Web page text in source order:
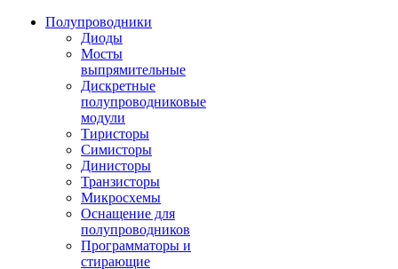
Полупроводники
Диоды
Мосты
выпрямительные
Дискретные
полупроводниковые
модули
Тиристоры
Симисторы
Динисторы
Транзисторы
Микросхемы
Оснащение для
полупроводников
Программаторы и
стирающие